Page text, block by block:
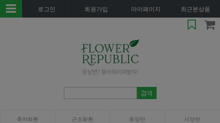
로그인 회원가입 마이페이지 최근본상품
축하화환 근조화환 동양란 서양란